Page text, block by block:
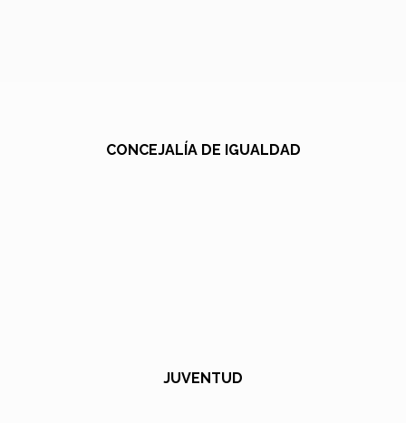
CONCEJALÍA DE IGUALDAD
JUVENTUD